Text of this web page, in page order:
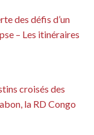
des défis d’un
– Les itinéraires
croisés des
la RD Congo